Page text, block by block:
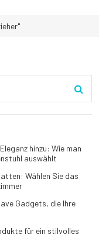
hinzu: Wie man
auswählt
Wählen Sie das
Gadgets, die Ihre
für ein stilvolles